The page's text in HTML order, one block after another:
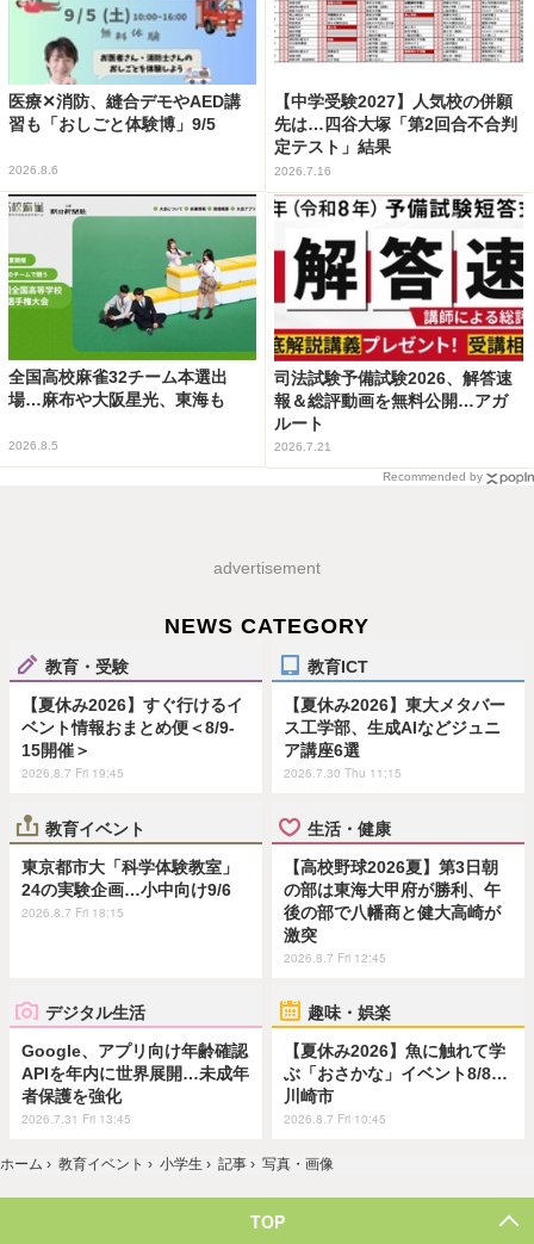
医療✕消防、縫合デモやAED講
習も「おしごと体験博」9/5
2026.8.6
【中学受験2027】人気校の併願
先は…四谷大塚「第2回合不合判
定テスト」結果
2026.7.16
全国高校麻雀32チーム本選出
場…麻布や大阪星光、東海も
2026.8.5
司法試験予備試験2026、解答速
報＆総評動画を無料公開…アガ
ルート
2026.7.21
Recommended by
advertisement
NEWS CATEGORY
教育・受験
【夏休み2026】すぐ行けるイ
ベント情報おまとめ便＜8/9-
15開催＞
2026.8.7 Fri 19:45
教育ICT
【夏休み2026】東大メタバー
ス工学部、生成AIなどジュニ
ア講座6選
2026.7.30 Thu 11:15
教育イベント
東京都市大「科学体験教室」
24の実験企画…小中向け9/6
2026.8.7 Fri 18:15
生活・健康
【高校野球2026夏】第3日朝
の部は東海大甲府が勝利、午
後の部で八幡商と健大高崎が
激突
2026.8.7 Fri 12:45
デジタル生活
Google、アプリ向け年齢確認
APIを年内に世界展開…未成年
者保護を強化
2026.7.31 Fri 13:45
趣味・娯楽
【夏休み2026】魚に触れて学
ぶ「おさかな」イベント8/8…
川崎市
2026.8.7 Fri 10:45
ホーム › 教育イベント › 小学生 › 記事 › 写真・画像
TOP